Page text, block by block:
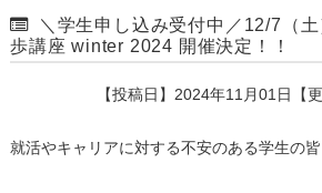
＼学生申し込み受付中／12/7（
歩講座 winter 2024 開催決定！！
【投稿日】2024年11月01日【
就活やキャリアに対する不安のある学生の皆